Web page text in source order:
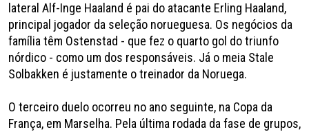
lateral Alf-Inge Haaland é pai do atacante Erling Haaland,
principal jogador da seleção norueguesa. Os negócios da
família têm Ostenstad - que fez o quarto gol do triunfo
nórdico - como um dos responsáveis. Já o meia Stale
Solbakken é justamente o treinador da Noruega.
O terceiro duelo ocorreu no ano seguinte, na Copa da
França, em Marselha. Pela última rodada da fase de grupos,